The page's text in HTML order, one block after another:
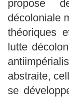
propose
décoloniale
théoriques
lutte
abstraite,
se